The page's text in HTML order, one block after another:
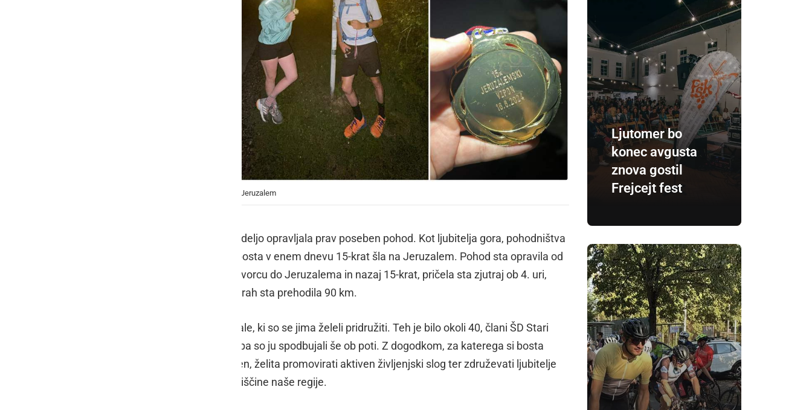
Sara in Žan sta skupaj s podporniki šla 15-krat na Jeruzalem
sta to nedeljo opravljala prav poseben pohod. Kot ljubitelja gora, pohodništva
in avanturistike, sta se odločila, da bosta v enem dnevu 15-krat šla na Jeruzalem. Pohod sta opravila od
Železnih Dveri pri vinogradniškem dvorcu do Jeruzalema in nazaj 15-krat, pričela sta zjutraj ob 4. uri,
končala pa zvečer ob 23. uri. V 19. urah sta prehodila 90 km.
K udeležbi sta povabila tudi vse ostale, ki so se jima želeli pridružiti. Teh je bilo okoli 40, člani ŠD Stari
hrast so z njima hodili 10-krat, nato pa so ju spodbujali še ob poti. Z dogodkom, za katerega si bosta
prizadevala, da postane tradicionalen, želita promovirati aktiven življenjski slog ter združevati ljubitelje
narave, pohodništva in kulturne dediščine naše regije.
Ljutomer bo
konec avgusta
znova gostil
Frejcejt fest